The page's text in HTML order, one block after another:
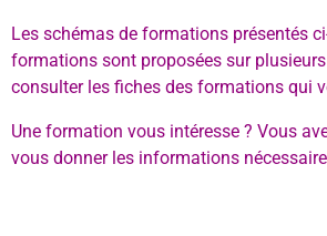
Les schémas de formations présentés
formations sont proposées sur
consulter les fiches des formations qui
Une formation vous intéresse ? Vous
vous donner les informations